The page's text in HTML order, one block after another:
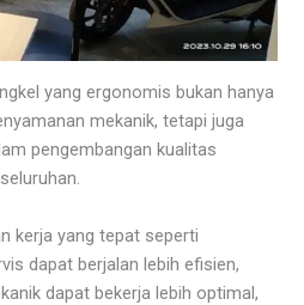
yang ergonomis bukan hanya
mekanik, tetapi juga
pengembangan kualitas
kerja yang tepat seperti
dapat berjalan lebih efisien,
dapat bekerja lebih optimal,